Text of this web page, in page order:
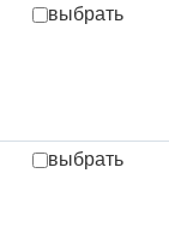
выбрать
выбрать